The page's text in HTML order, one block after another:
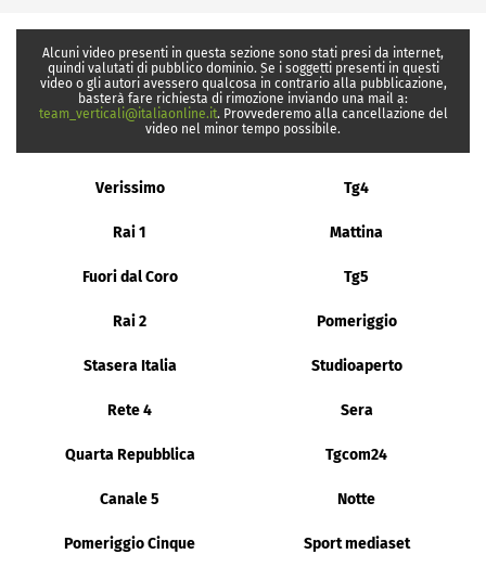
Alcuni video presenti in questa sezione sono stati presi da internet,
quindi valutati di pubblico dominio. Se i soggetti presenti in questi
video o gli autori avessero qualcosa in contrario alla pubblicazione,
basterà fare richiesta di rimozione inviando una mail a:
team_verticali@italiaonline.it. Provvederemo alla cancellazione del
video nel minor tempo possibile.
Verissimo Tg4
Rai 1 Mattina
Fuori dal Coro Tg5
Rai 2 Pomeriggio
Stasera Italia Studioaperto
Rete 4 Sera
Quarta Repubblica Tgcom24
Canale 5 Notte
Pomeriggio Cinque Sport mediaset